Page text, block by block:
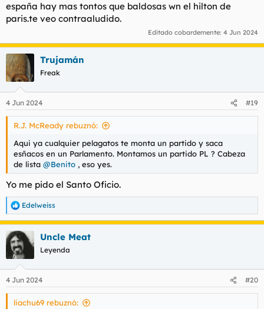
españa hay mas tontos que baldosas wn el hilton de
paris.te veo contraaludido.
Editado cobardemente: 4 Jun 2024
Trujamán
Freak
4 Jun 2024 #19
R.J. McReady rebuznó:
Aqui ya cualquier pelagatos te monta un partido y saca
esñacos en un Parlamento. Montamos un partido PL ? Cabeza
de lista @Benito , eso yes.
Yo me pido el Santo Oficio.
R
e
a
c
c
i
e
s
Edelweiss
Uncle Meat
Leyenda
4 Jun 2024 #20
liachu69 rebuznó: